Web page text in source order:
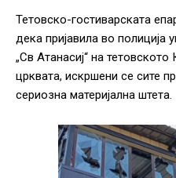
Тетовско-гостиварската
дека пријавила во полиција
„Св Атанасиј“ на
црквата, искршени се сите
сериозна материјална штета.